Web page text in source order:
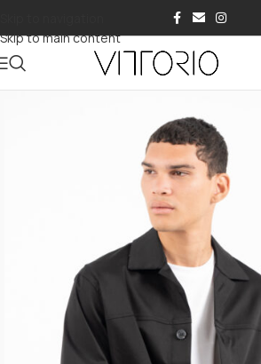
Skip to main content